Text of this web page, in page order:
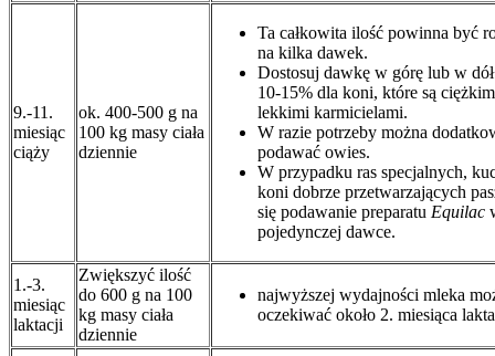
9.-11.
miesiąc
ciąży
ok. 400-500 g na
100 kg masy ciała
dziennie
Ta całkowita ilość powinna być
na kilka dawek.
Dostosuj dawkę w górę lub w
10-15% dla koni, które są
lekkimi karmicielami.
W razie potrzeby można
podawać owies.
W przypadku ras specjalnych,
koni dobrze przetwarzających
się podawanie preparatu Equilac
pojedynczej dawce.
1.-3.
miesiąc
laktacji
Zwiększyć ilość
do 600 g na 100
kg masy ciała
dziennie
najwyższej wydajności mleka
oczekiwać około 2. miesiąca